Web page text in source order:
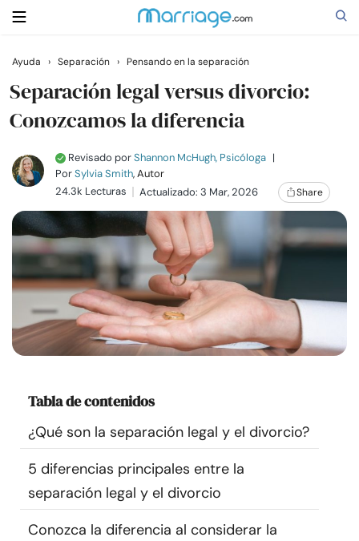
Buscar
Relaciones
Familia
Ayuda
Cursos
Comunidad
Encuentra un terapeuta
Idioma ES
Ayuda › Separación › Pensando en la separación
Separación legal versus divorcio:
Conozcamos la diferencia
Revisado porShannon McHugh, Psicóloga |
PorSylvia Smith, Autor
24.3k Lecturas
Actualizado: 3 Mar, 2026 Share
Tabla de contenidos
¿Qué son la separación legal y el divorcio?
5 diferencias principales entre la
separación legal y el divorcio
Conozca la diferencia al considerar la